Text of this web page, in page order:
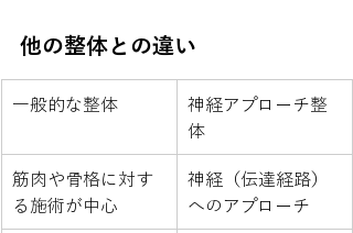
他の整体との違い
一般的な整体
神経アプローチ整
体
筋肉や骨格に対す
る施術が中心
神経（伝達経路）
へのアプローチ